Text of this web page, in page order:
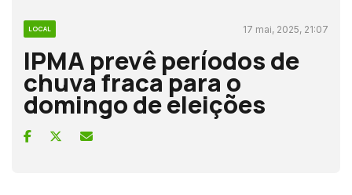
LOCAL 17 mai, 2025, 21:07
IPMA prevê períodos de
chuva fraca para o
domingo de eleições